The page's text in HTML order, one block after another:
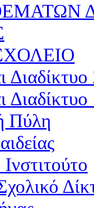
Διαδίκτυο
Διαδίκτυο
Πύλη